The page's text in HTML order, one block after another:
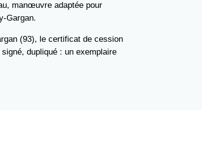
manœuvre adaptée pour
Gargan.
(93), le certificat de cession
dupliqué : un exemplaire